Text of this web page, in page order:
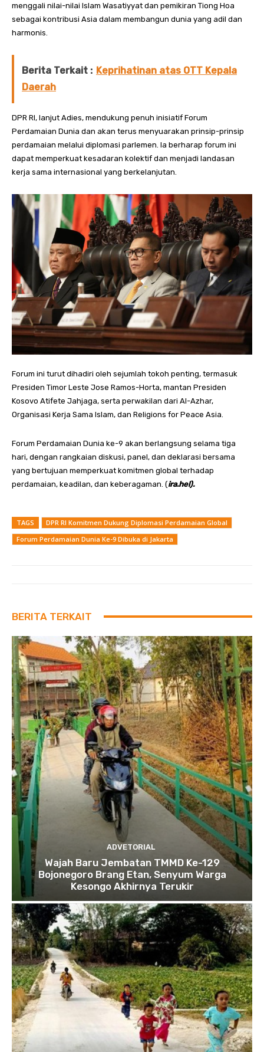
menggali nilai-nilai Islam Wasatiyyat dan pemikiran Tiong Hoa
sebagai kontribusi Asia dalam membangun dunia yang adil dan
harmonis.
Berita Terkait : Keprihatinan atas OTT Kepala
Daerah
DPR RI, lanjut Adies, mendukung penuh inisiatif Forum
Perdamaian Dunia dan akan terus menyuarakan prinsip-prinsip
perdamaian melalui diplomasi parlemen. Ia berharap forum ini
dapat memperkuat kesadaran kolektif dan menjadi landasan
kerja sama internasional yang berkelanjutan.
Forum ini turut dihadiri oleh sejumlah tokoh penting, termasuk
Presiden Timor Leste Jose Ramos-Horta, mantan Presiden
Kosovo Atifete Jahjaga, serta perwakilan dari Al-Azhar,
Organisasi Kerja Sama Islam, dan Religions for Peace Asia.
Forum Perdamaian Dunia ke-9 akan berlangsung selama tiga
hari, dengan rangkaian diskusi, panel, dan deklarasi bersama
yang bertujuan memperkuat komitmen global terhadap
perdamaian, keadilan, dan keberagaman. (ira.hel).
TAGS
DPR RI Komitmen Dukung Diplomasi Perdamaian Global
Forum Perdamaian Dunia Ke-9 Dibuka di Jakarta
BERITA TERKAIT
ADVETORIAL
Wajah Baru Jembatan TMMD Ke-129
Bojonegoro Brang Etan, Senyum Warga
Kesongo Akhirnya Terukir